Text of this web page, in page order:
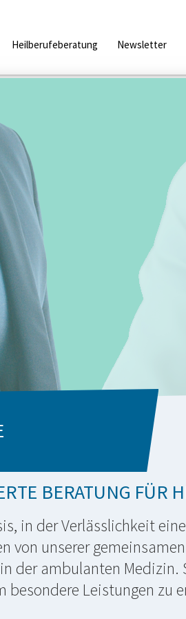
Heilberufeberatung Newsletter
BERATUNG FÜR
in der Verlässlichkeit
von unserer
der ambulanten
besondere Leistungen zu